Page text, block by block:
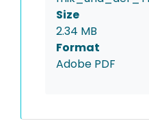
Size
2.34 MB
Format
Adobe PDF